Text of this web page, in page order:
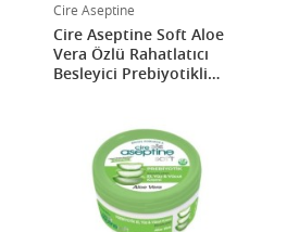
Cire Aseptine
Cire Aseptine Soft Aloe
Vera Özlü Rahatlatıcı
Besleyici Prebiyotikli